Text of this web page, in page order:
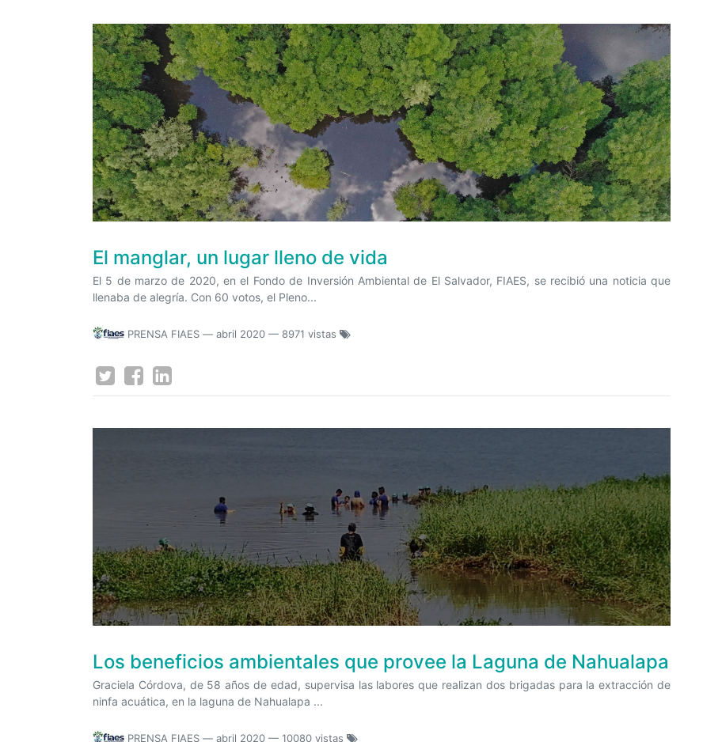
El manglar, un lugar lleno de vida
El 5 de marzo de 2020, en el Fondo de Inversión Ambiental de El Salvador, FIAES, se recibió una noticia que
llenaba de alegría. Con 60 votos, el Pleno...
PRENSA FIAES — abril 2020 — 8971 vistas
Los beneficios ambientales que provee la Laguna de Nahualapa
Graciela Córdova, de 58 años de edad, supervisa las labores que realizan dos brigadas para la extracción de
ninfa acuática, en la laguna de Nahualapa ...
PRENSA FIAES — abril 2020 — 10080 vistas